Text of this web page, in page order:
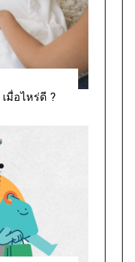
มื่อไหร่ดี ?